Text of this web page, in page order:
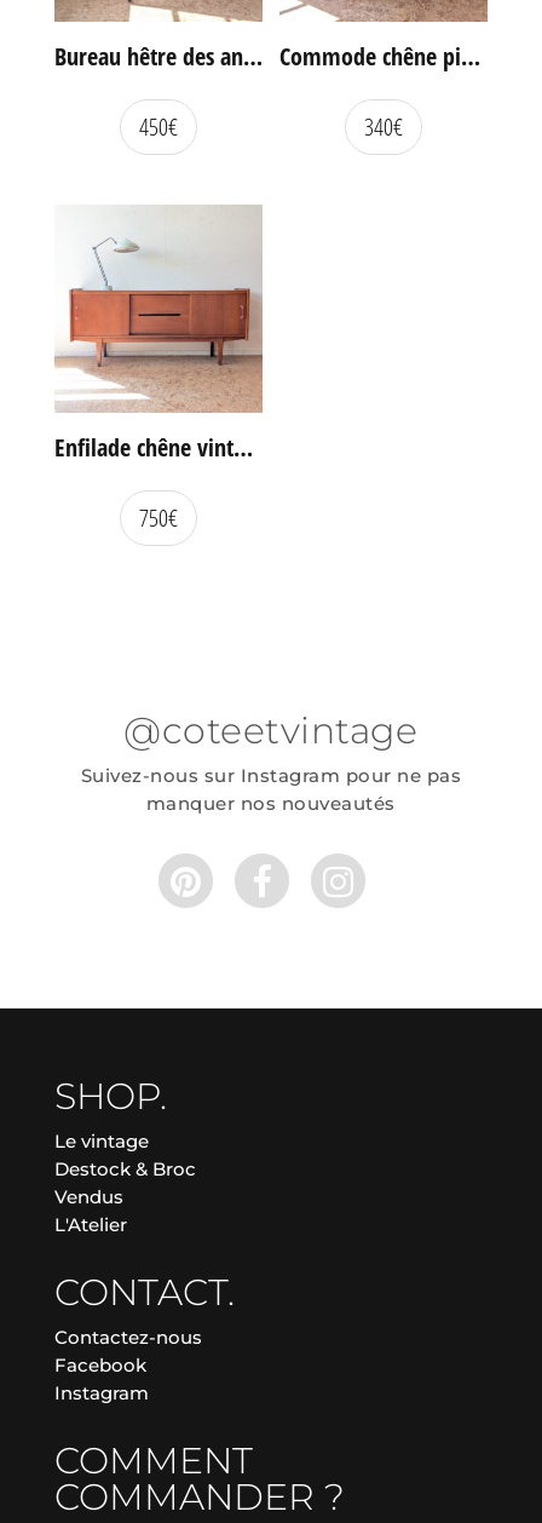
Bureau hêtre des années 60
450€
Commode chêne pieds compas vintage
340€
Enfilade chêne vintage portes coulissantes
750€
@coteetvintage
Suivez-nous sur Instagram pour ne pas
manquer nos nouveautés
SHOP.
Le vintage
Destock & Broc
Vendus
L'Atelier
CONTACT.
Contactez-nous
Facebook
Instagram
COMMENT
COMMANDER ?